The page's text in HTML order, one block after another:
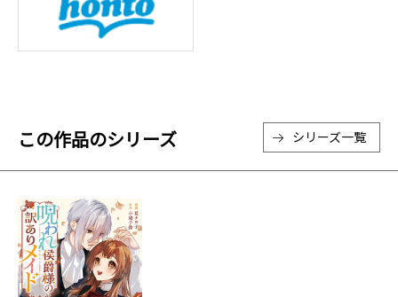
この作品のシリーズ シリーズ一覧